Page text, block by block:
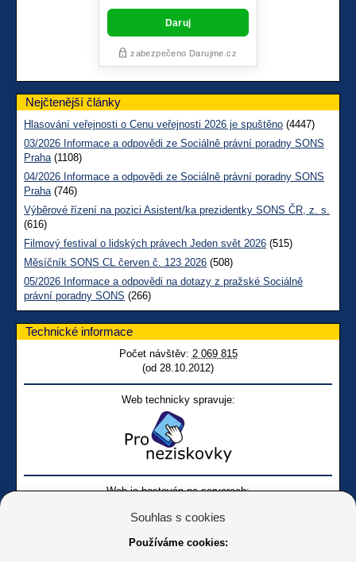
Nejčtenější články
Hlasování veřejnosti o Cenu veřejnosti 2026 je spuštěno (4447)
03/2026 Informace a odpovědi ze Sociálně právní poradny SONS
Praha(1108)
04/2026 Informace a odpovědi ze Sociálně právní poradny SONS
Praha(746)
Výběrové řízení na pozici Asistent/ka prezidentky SONS ČR, z. s.
(616)
Filmový festival o lidských právech Jeden svět 2026 (515)
Měsíčník SONS CL červen č. 123 2026 (508)
05/2026 Informace a odpovědi na dotazy z pražské Sociálně
právní poradny SONS (266)
Technické informace
Počet návštěv: 2 069 815
(od 28.10.2012)
Web technicky spravuje:
Web je hostován na serverech:
Souhlas s cookies
Používáme cookies: